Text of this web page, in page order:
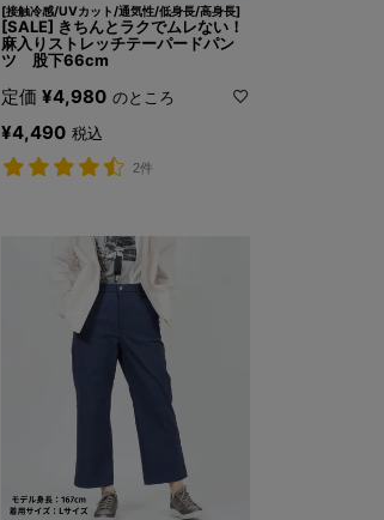
[接触冷感/UVカット/通気性/低身長/高身長]
[SALE] きちんとラクでムレない！
麻入りストレッチテーパードパン
ツ 股下66cm
定価 ¥4,980 のところ
¥4,490 税込
2件